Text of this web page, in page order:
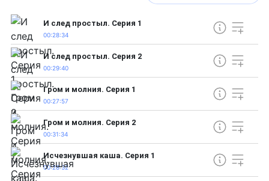
И след простыл. Серия 1
00:28:34
И след простыл. Серия 2
00:29:40
Гром и молния. Серия 1
00:27:57
Гром и молния. Серия 2
00:31:34
Исчезнувшая каша. Серия 1
00:28:32